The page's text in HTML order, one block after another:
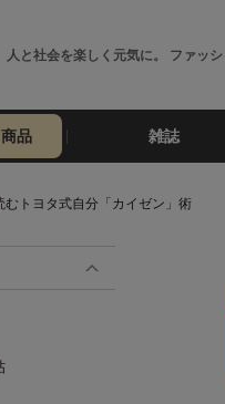
人と社会を楽しく元気に。 ファッ
品 雑誌
むトヨタ式自分「カイゼン」術